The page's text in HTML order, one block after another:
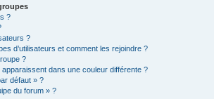
?
?
d’utilisateurs et comment les rejoindre ?
?
dans une couleur différente ?
défaut » ?
du forum » ?